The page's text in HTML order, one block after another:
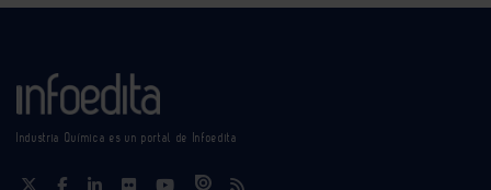
Industria Química es un portal de Infoedita